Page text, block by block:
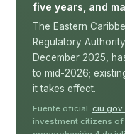
five years, and
The Eastern
Regulatory
December 2025,
to mid-2026;
it takes effect.
Fuente oficial:
investment citizens of